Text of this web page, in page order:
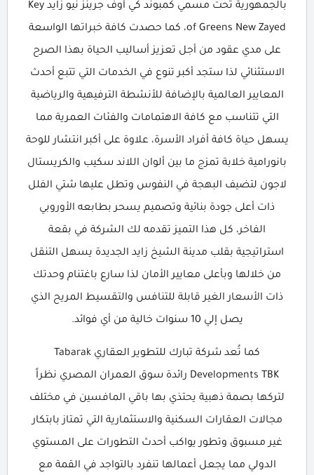
بالجمهورية تحت مسمي كمبوند كي أوف جرينز نيو زايد Key
of Greens New Zayed، كما حصدت كافة خبراتها الواسعة
على مدي عقود من أجل تعزيز أساليب الحياة بهذا الصرح
الاستثنائي لذا ستجد أكبر تنوع في الخدمات التي تتبع أحدث
المعايير العالمية بالإضافة للأنشطة الترفيهية والرياضية
التي تتناسب مع كافة الاهتمامات والفئات العمرية مما
يسهل حياة كافة أفراد الأسرة، علاوة على أكبر انتشار للوحة
بانورامية خلابة تمزج ما بين ألوان اللاند سكيب والكريستال
لاجون لتضيف البهجة في النفوس وتطل عليها شتي الفلل
ذات أعلى جودة بنائية وتصميم يسحر بطابعه الأوروبي
الفاخر، كل هذا التميز تقدمه لك الشركة في بقعة
استراتيجية بقلب مدينة الشيخ زايد الجديدة يسهل التنقل
من خلالها وبأعلى معايير الأمان لذا سارع باغتنام وحدتك
ذات الأسعار الغير قابلة للتنافس والتقسيط المريح الذي
يصل إلي 10 سنوات خالية من أي فوائد.
كما تُعد شركة تبارك للتطوير العقاري Tabarak
Developments TBK رائدة سوق العمران المصري نظراً
لتركها بصمة ذهبية يحتذي بها باقي المافسين في مختلف
مجالات العقارات السكنية والاستثمارية التي تمتاز بابتكار
غير مسبوق وتطور يواكب أحدث التطورات على المستوي
الدولي مما يجعل أعمالها تنفرد بالتواجد في القمة مع